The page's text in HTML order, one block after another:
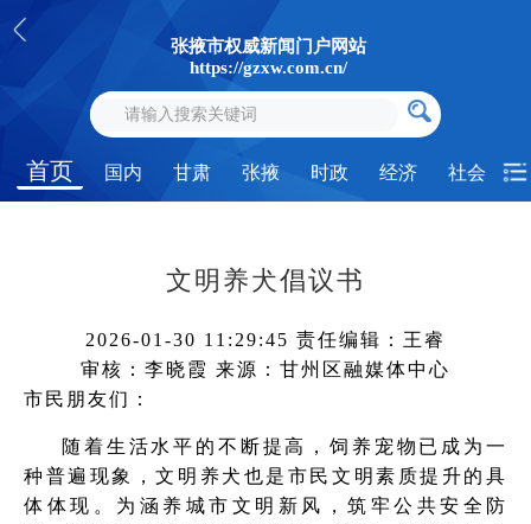
张掖市权威新闻门户网站
https://gzxw.com.cn/
首页 国内 甘肃 张掖 时政 经济 社会
文明养犬倡议书
2026-01-30 11:29:45 责任编辑：王睿
审核：李晓霞 来源：甘州区融媒体中心
市民朋友们：
随着生活水平的不断提高，饲养宠物已成为一
种普遍现象，文明养犬也是市民文明素质提升的具
体体现。为涵养城市文明新风，筑牢公共安全防